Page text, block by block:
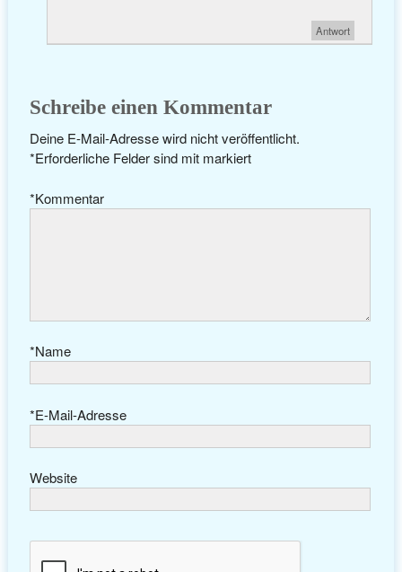
Antwort
Schreibe einen Kommentar
Deine E-Mail-Adresse wird nicht veröffentlicht.
Erforderliche Felder sind mit
* markiert
Kommentar
*
Name
*
E-Mail-Adresse
*
Website